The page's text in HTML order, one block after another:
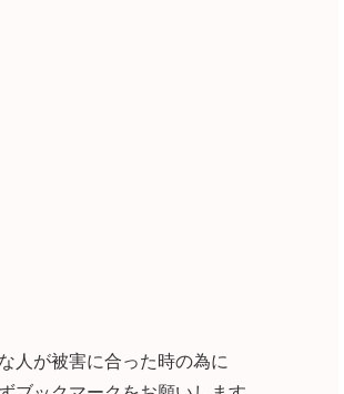
人が被害に合った時の為に